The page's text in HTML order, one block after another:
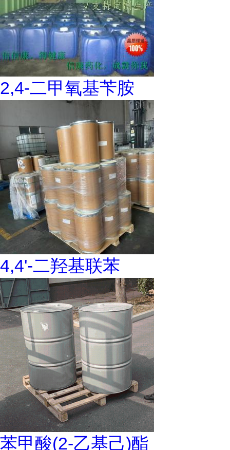
2,4-二甲氧基苄胺
4,4'-二羟基联苯
苯甲酸(2-乙基己)酯